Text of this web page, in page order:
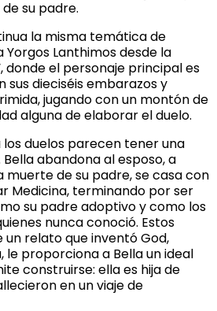
su padre.
la misma temática de
Lanthimos desde la
donde el personaje principal es
sus dieciséis embarazos y
jugando con un montón de
alguna de elaborar el duelo.
duelos parecen tener una
abandona al esposo, a
muerte de su padre, se casa con
Medicina, terminando por ser
su padre adoptivo y como los
nunca conoció. Estos
un relato que inventó God,
le proporciona a Bella un ideal
construirse: ella es hija de
en un viaje de